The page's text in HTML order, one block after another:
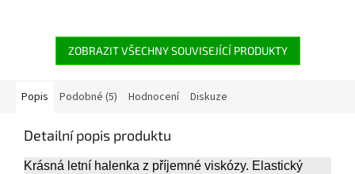
ZOBRAZIT VŠECHNY SOUVISEJÍCÍ PRODUKTY
Popis Podobné (5) Hodnocení Diskuze
Detailní popis produktu
Krásná letní halenka z příjemné viskózy. Elastický